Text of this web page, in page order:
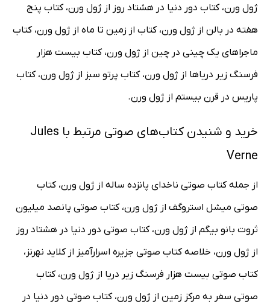
ژول ورن، کتاب دور دنیا در هشتاد روز از ژول ورن، کتاب پنج
هفته در بالن از ژول ورن، کتاب از زمین تا ماه از ژول ورن، کتاب
ماجراهای یک چینی در چین از ژول ورن، کتاب بیست هزار
فرسنگ زیر دریاها از ژول ورن، کتاب پرتو سبز از ژول ورن، کتاب
پاریس در قرن بیستم از ژول ورن.
خرید و شنیدن کتاب‌های صوتی مرتبط با Jules
Verne
از جمله کتاب صوتی ناخدای پانزده ساله از ژول ورن، کتاب
صوتی میشل استروگف از ژول ورن، کتاب صوتی پانصد میلیون
ثروت بانو بیگم از ژول ورن، کتاب صوتی دور دنیا در هشتاد روز
از ژول ورن، خلاصه کتاب صوتی جزیره اسرارآمیز از کلاید نهرنز،
کتاب صوتی بیست هزار فرسنگ زیر دریا از ژول ورن، کتاب
صوتی سفر به مرکز زمین از ژول ورن، کتاب صوتی دور دنیا در